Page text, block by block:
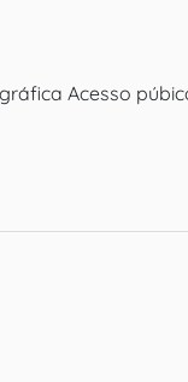
Acesso